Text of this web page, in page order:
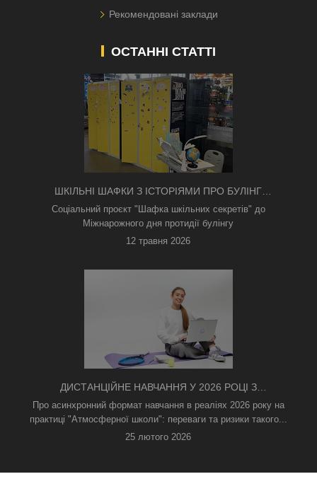
Рекомендовані заклади
ОСТАННІ СТАТТІ
ШКІЛЬНІ ШАФКИ З ІСТОРІЯМИ ПРО БУЛІНГ
З'ЯВИЛИСЯ В КИЄВІ
Соціальний проєкт "Шафка шкільних секретів" до
Міжнарожного дня протидії булінгу
12 травня 2026
ДИСТАНЦІЙНЕ НАВЧАННЯ У 2026 РОЦІ З
ТРИВОГАМИ ТА БЕЗ СВІТЛА: ЯК АСИНХРОННИЙ
ФОРМАТ РЯТУЄ ОСВІТНІЙ ПРОЦЕС
Про асинхронний формат навчання в реаліях 2026 року на
практиці "Атмосферної школи": переваги та ризики такого...
25 лютого 2026